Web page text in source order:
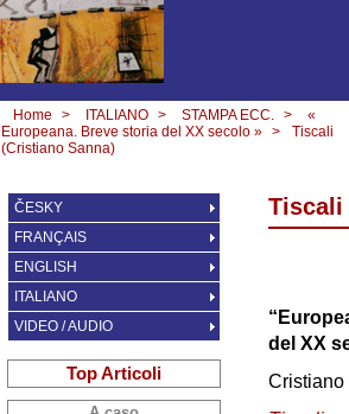
Home > ITALIANO > STAMPA ECC. >
«
Europeana. Breve storia del XX secolo » >
Tiscali
(Cristiano Sanna)
Tiscali
del XX
Cristiano
ČESKY
FRANÇAIS
ENGLISH
ITALIANO
VIDEO / AUDIO
Top Articoli